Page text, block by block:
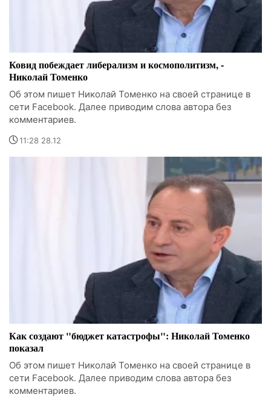
Ковид побеждает либерализм и космополитизм, -
Николай Томенко
Об этом пишет Николай Томенко на своей странице в
сети Facebook. Далее приводим слова автора без
комментариев.
11:28 28.12
Как создают "бюджет катастрофы": Николай Томенко
показал
Об этом пишет Николай Томенко на своей странице в
сети Facebook. Далее приводим слова автора без
комментариев.